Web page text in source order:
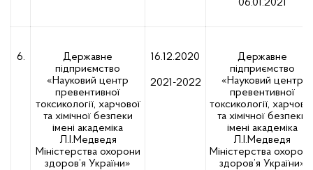
06.01.2021
6.
Державне
підприємство
«Науковий центр
превентивної
токсикології, харчової
та хімічної безпеки
імені академіка
Л.І.Медведя
Міністерства охорони
здоров’я України»
16.12.2020
2021-2022
Державне
підприємство
«Науковий центр
превентивної
токсикології,
та хімічної безпеки
імені академіка
Л.І.Медведя
Міністерства
здоров’я України»